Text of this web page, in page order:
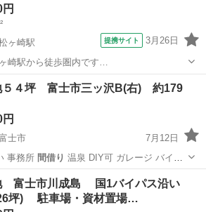
ヶ崎駅
提携サイト 3月26日
崎駅から徒歩圏内です…
駅 アパート
５４坪 富士市三ッ沢B(右) 約179
士市
7月12日
事務所 間借り 温泉 DIY可 ガレージ バイク
物件
富士市川成島 国1バイパス沿い
坪) 駐車場・資材置場…